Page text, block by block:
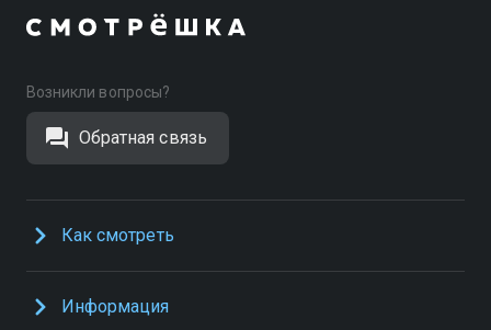
Возникли вопросы?
Обратная связь
Как смотреть
Информация